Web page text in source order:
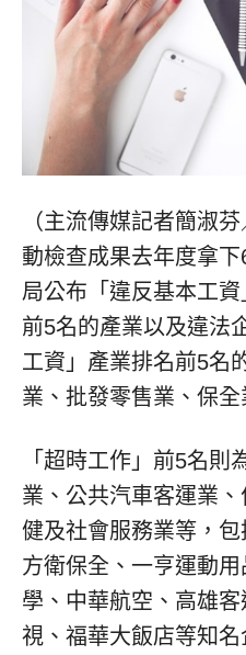
（主流傳媒記者簡淑
動檢查成果去年度拿
局公布「違反基本工
前5名的產業以及違法
工資」產業排名前5名
業、批發零售業、保全
「超時工作」前5名則
業、公共汽車客運業
健及社會服務業等，
方衛保全、一亨運動
學、中華航空、高雄
視、福華大飯店等知